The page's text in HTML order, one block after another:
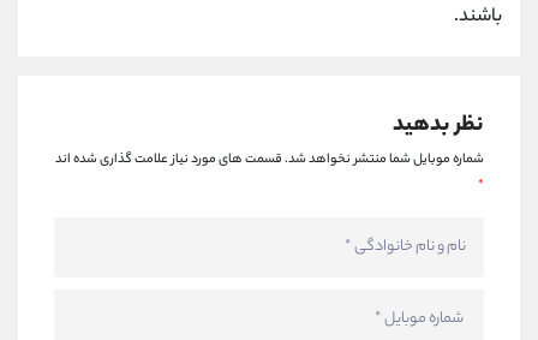
باشند.
نظر بدهید
شماره موبایل شما منتشر نخواهد شد.قسمت های مورد نیاز علامت گذاری شده اند
*